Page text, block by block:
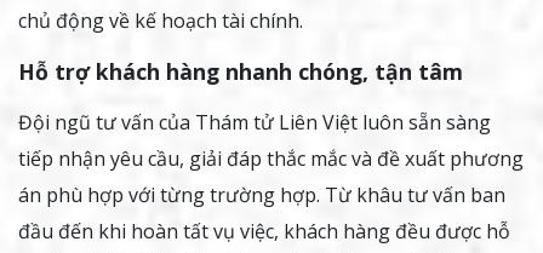
chủ động về kế hoạch tài chính.
Hỗ trợ khách hàng nhanh chóng, tận tâm
Đội ngũ tư vấn của Thám tử Liên Việt luôn sẵn sàng
tiếp nhận yêu cầu, giải đáp thắc mắc và đề xuất phương
án phù hợp với từng trường hợp. Từ khâu tư vấn ban
đầu đến khi hoàn tất vụ việc, khách hàng đều được hỗ